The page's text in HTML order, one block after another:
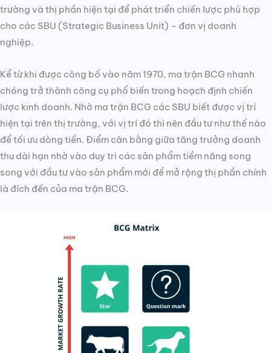
trường và thị phần hiện tại để phát triển chiến lược phù hợp
cho các SBU (Strategic Business Unit) – đơn vị doanh
nghiệp.
Kể từ khi được công bố vào năm 1970, ma trận BCG nhanh
chóng trở thành công cụ phổ biến trong hoạch định chiến
lược kinh doanh. Nhờ ma trận BCG các SBU biết được vị trí
hiện tại trên thị trường, với vị trí đó thì nên đầu tư như thế nào
để tối ưu dòng tiền. Điểm cân bằng giữa tăng trưởng doanh
thu dài hạn nhờ vào duy trì các sản phẩm tiềm năng song
song với đầu tư vào sản phẩm mới để mở rộng thị phần chính
là đích đến của ma trận BCG.